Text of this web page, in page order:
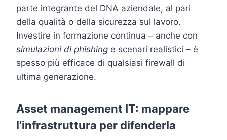
parte integrante del DNA aziendale, al pari
della qualità o della sicurezza sul lavoro.
Investire in formazione continua – anche con
simulazioni di phishing e scenari realistici – è
spesso più efficace di qualsiasi firewall di
ultima generazione.
Asset management IT: mappare
l’infrastruttura per difenderla